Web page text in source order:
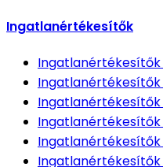
Ingatlanértékesítők
Ingatlanértékesítők
Ingatlanértékesítők
Ingatlanértékesítők
Ingatlanértékesítők
Ingatlanértékesítők
Ingatlanértékesítők